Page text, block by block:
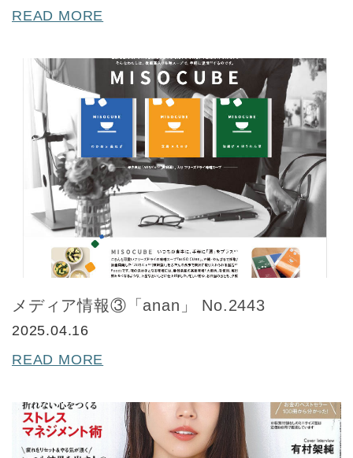
READ MORE
メディア情報③「anan」 No.2443
2025.04.16
READ MORE